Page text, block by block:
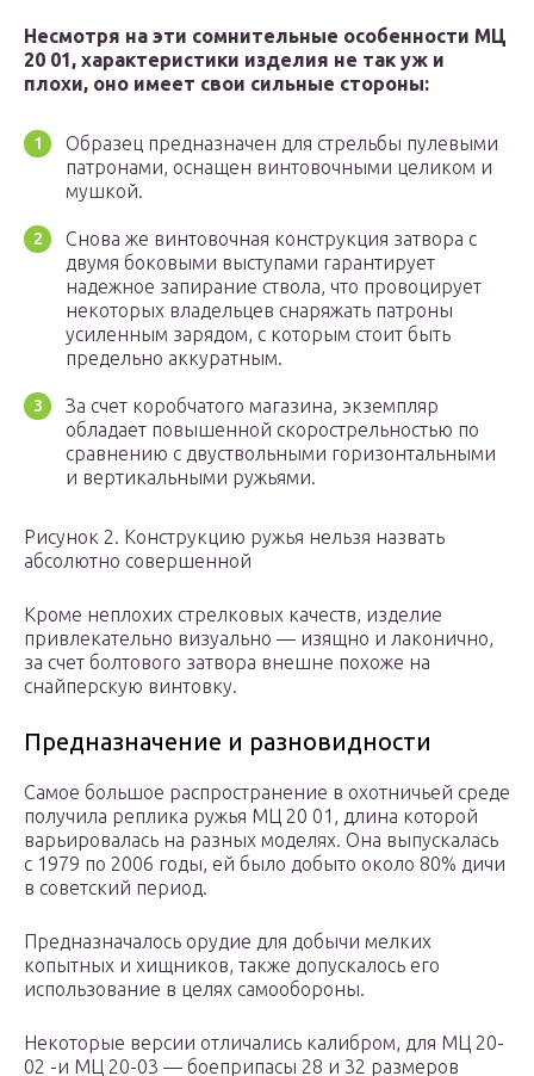
Несмотря на эти сомнительные особенности МЦ
20 01, характеристики изделия не так уж и
плохи, оно имеет свои сильные стороны:
Образец предназначен для стрельбы пулевыми
патронами, оснащен винтовочными целиком и
мушкой.
Снова же винтовочная конструкция затвора с
двумя боковыми выступами гарантирует
надежное запирание ствола, что провоцирует
некоторых владельцев снаряжать патроны
усиленным зарядом, с которым стоит быть
предельно аккуратным.
За счет коробчатого магазина, экземпляр
обладает повышенной скорострельностью по
сравнению с двуствольными горизонтальными
и вертикальными ружьями.
Рисунок 2. Конструкцию ружья нельзя назвать
абсолютно совершенной
Кроме неплохих стрелковых качеств, изделие
привлекательно визуально — изящно и лаконично,
за счет болтового затвора внешне похоже на
снайперскую винтовку.
Предназначение и разновидности
Самое большое распространение в охотничьей среде
получила реплика ружья МЦ 20 01, длина которой
варьировалась на разных моделях. Она выпускалась
с 1979 по 2006 годы, ей было добыто около 80% дичи
в советский период.
Предназначалось орудие для добычи мелких
копытных и хищников, также допускалось его
использование в целях самообороны.
Некоторые версии отличались калибром, для МЦ 20-
02 -и МЦ 20-03 — боеприпасы 28 и 32 размеров